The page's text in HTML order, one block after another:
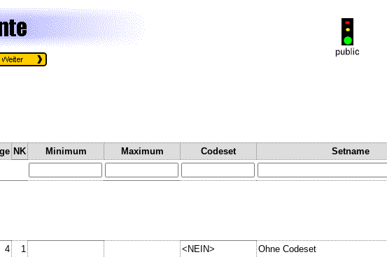
NK Minimum Maximum Codeset Setname
4 1 <NEIN> Ohne Codeset